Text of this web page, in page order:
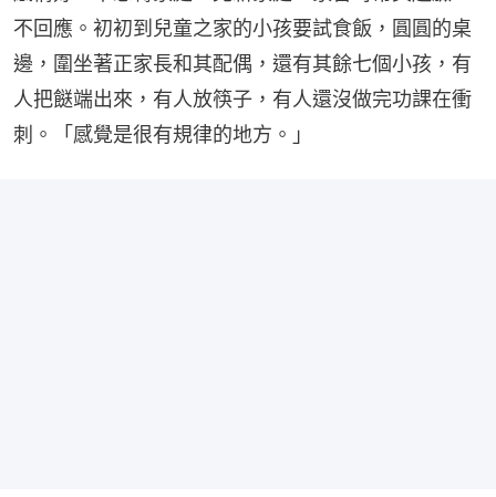
不回應。初初到兒童之家的小孩要試食飯，圓圓的桌
邊，圍坐著正家長和其配偶，還有其餘七個小孩，有
人把餸端出來，有人放筷子，有人還沒做完功課在衝
刺。「感覺是很有規律的地方。」